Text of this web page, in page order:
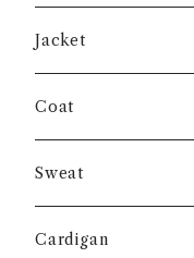
Jacket
Coat
Sweat
Cardigan